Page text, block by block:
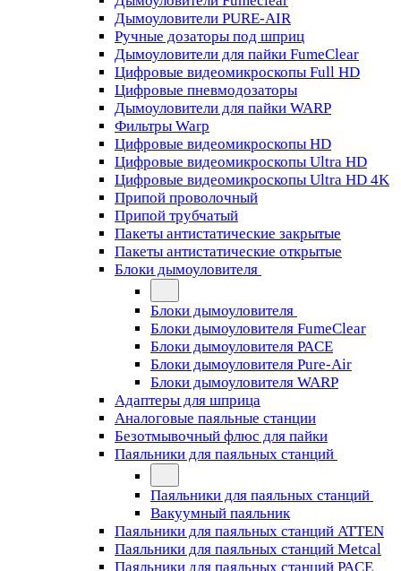
Дымоуловители PURE-AIR
Ручные дозаторы под шприц
Дымоуловители для пайки FumeClear
Цифровые видеомикроскопы Full HD
Цифровые пневмодозаторы
Дымоуловители для пайки WARP
Фильтры Warp
Цифровые видеомикроскопы HD
Цифровые видеомикроскопы Ultra HD
Цифровые видеомикроскопы Ultra HD 4K
Припой проволочный
Припой трубчатый
Пакеты антистатические закрытые
Пакеты антистатические открытые
Блоки дымоуловителя
Блоки дымоуловителя
Блоки дымоуловителя FumeClear
Блоки дымоуловителя PACE
Блоки дымоуловителя Pure-Air
Блоки дымоуловителя WARP
Адаптеры для шприца
Аналоговые паяльные станции
Безотмывочный флюс для пайки
Паяльники для паяльных станций
Паяльники для паяльных станций
Вакуумный паяльник
Паяльники для паяльных станций ATTEN
Паяльники для паяльных станций Metcal
Паяльники для паяльных станций PACE